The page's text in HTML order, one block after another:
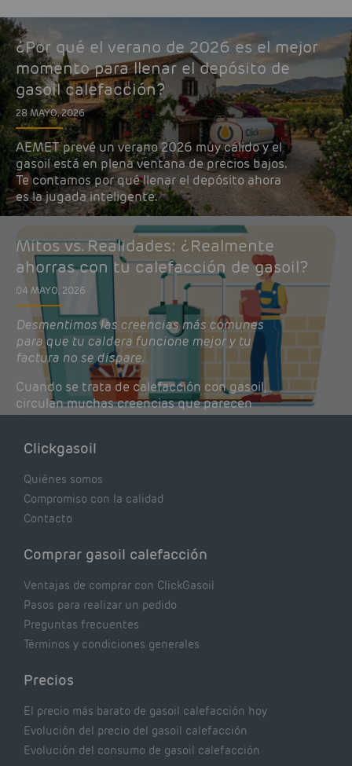
¿Por qué el verano de 2026 es el mejor
momento para llenar el depósito de
gasoil calefacción?
28 MAYO, 2026
AEMET prevé un verano 2026 muy cálido y el
gasoil está en plena ventana de precios bajos.
Te contamos por qué llenar el depósito ahora
es la jugada inteligente.
Mitos vs. Realidades: ¿Realmente
ahorras con tu calefacción de gasoil?
04 MAYO, 2026
Desmentimos las creencias más comunes
para que tu caldera funcione mejor y tu
factura no se dispare.
Cuando se trata de calefacción con gasoil,
circulan muchas creencias que parecen
lógicas pero que, en realidad, pueden estar
de tu caldera. Pocas se contrastan con lo que
Clickgasoil
Quiénes somos
Compromiso con la calidad
Contacto
Comprar gasoil calefacción
Ventajas de comprar con ClickGasoil
Pasos para realizar un pedido
Preguntas frecuentes
Términos y condiciones generales
Precios
El precio más barato de gasoil calefacción hoy
Evolución del precio del gasoil calefacción
Evolución del consumo de gasoil calefacción